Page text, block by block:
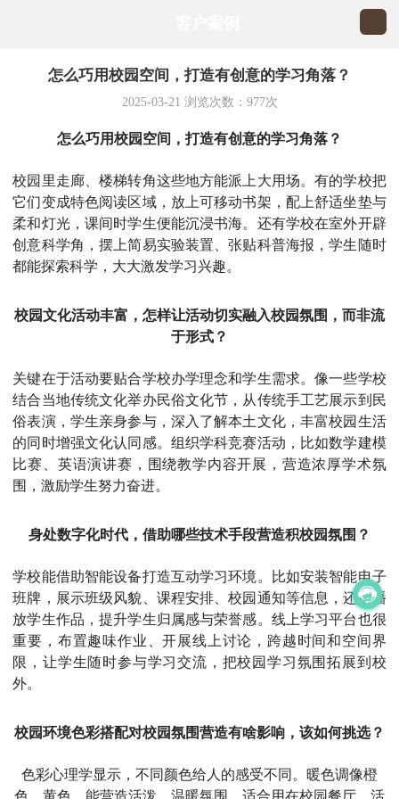
怎么巧用校园空间，打造有创意的学习角落？
2025-03-21 浏览次数： 977次
怎么巧用校园空间，打造有创意的学习角落？
校园里走廊、楼梯转角这些地方能派上大用场。有的学校把
它们变成特色阅读区域，放上可移动书架，配上舒适坐垫与
柔和灯光，课间时学生便能沉浸书海。还有学校在室外开辟
创意科学角，摆上简易实验装置、张贴科普海报，学生随时
都能探索科学，大大激发学习兴趣。
校园文化活动丰富，怎样让活动切实融入校园氛围，而非流
于形式？
关键在于活动要贴合学校办学理念和学生需求。像一些学校
结合当地传统文化举办民俗文化节，从传统手工艺展示到民
俗表演，学生亲身参与，深入了解本土文化，丰富校园生活
的同时增强文化认同感。组织学科竞赛活动，比如数学建模
比赛、英语演讲赛，围绕教学内容开展，营造浓厚学术氛
围，激励学生努力奋进。
身处数字化时代，借助哪些技术手段营造积校园氛围？
学校能借助智能设备打造互动学习环境。比如安装智能电子
班牌，展示班级风貌、课程安排、校园通知等信息，还能播
放学生作品，提升学生归属感与荣誉感。线上学习平台也很
重要，布置趣味作业、开展线上讨论，跨越时间和空间界
限，让学生随时参与学习交流，把校园学习氛围拓展到校
外。
校园环境色彩搭配对校园氛围营造有啥影响，该如何挑选？
色彩心理学显示，不同颜色给人的感受不同。暖色调像橙
色、黄色，能营造活泼、温暖氛围，适合用在校园餐厅、活